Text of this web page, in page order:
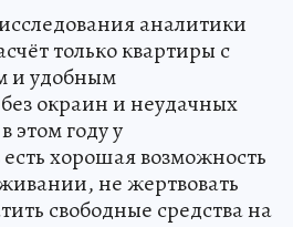
аналитики
только квартиры с
и удобным
окраин и неудачных
этом году у
хорошая возможность
не жертвовать
свободные средства на